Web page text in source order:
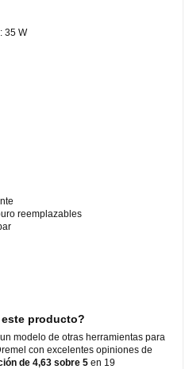
35 W
reemplazables
producto?
modelo de otras herramientas para
con excelentes opiniones de
de 4,63 sobre 5 en 19